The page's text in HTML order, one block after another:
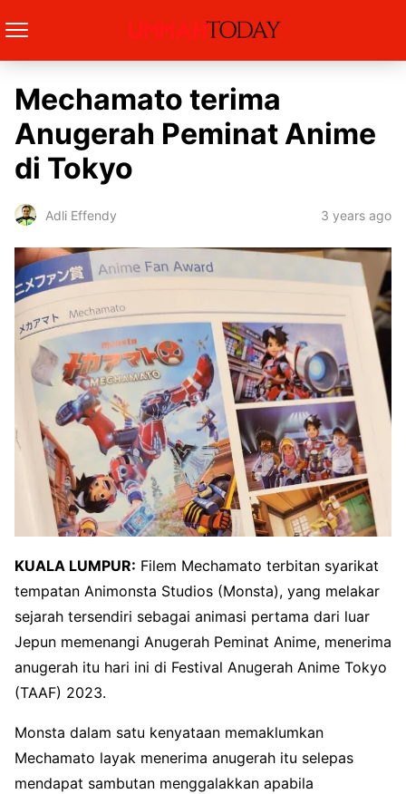
Mechamato terima
Anugerah Peminat Anime
di Tokyo
Adli Effendy 3 years ago
KUALA LUMPUR: Filem Mechamato terbitan syarikat
tempatan Animonsta Studios (Monsta), yang melakar
sejarah tersendiri sebagai animasi pertama dari luar
Jepun memenangi Anugerah Peminat Anime, menerima
anugerah itu hari ini di Festival Anugerah Anime Tokyo
(TAAF) 2023.
Monsta dalam satu kenyataan memaklumkan
Mechamato layak menerima anugerah itu selepas
mendapat sambutan menggalakkan apabila